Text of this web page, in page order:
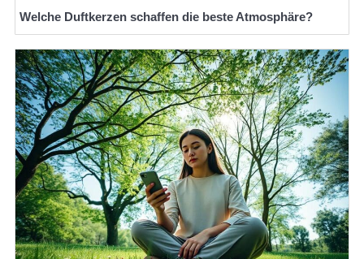
Welche Duftkerzen schaffen die beste Atmosphäre?